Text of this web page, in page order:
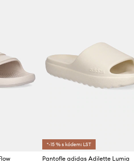
*-15 % s kódem: LST
Pantofle adidas Adilette Lumia